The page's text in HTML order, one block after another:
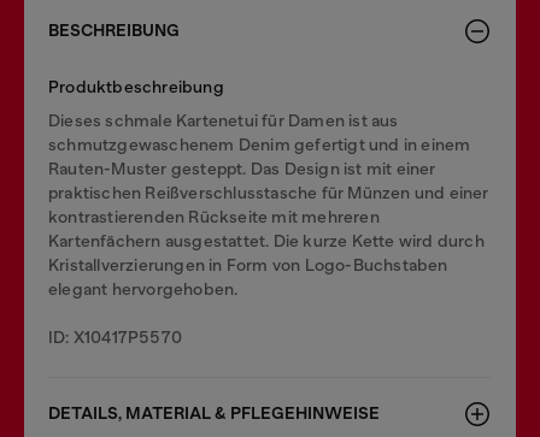
BESCHREIBUNG
Produktbeschreibung
Dieses schmale Kartenetui für Damen ist aus
schmutzgewaschenem Denim gefertigt und in einem
Rauten-Muster gesteppt. Das Design ist mit einer
praktischen Reißverschlusstasche für Münzen und einer
kontrastierenden Rückseite mit mehreren
Kartenfächern ausgestattet. Die kurze Kette wird durch
Kristallverzierungen in Form von Logo-Buchstaben
elegant hervorgehoben.
ID: X10417P5570
DETAILS, MATERIAL & PFLEGEHINWEISE